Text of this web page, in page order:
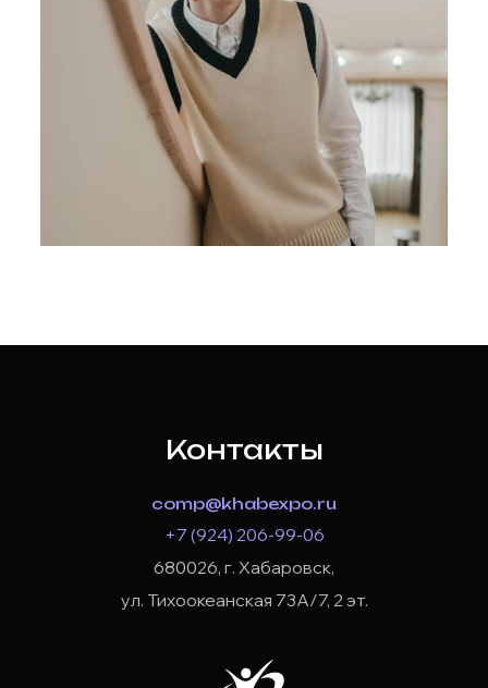
Контакты
comp@khabexpo.ru
+7 (924) 206-99-06
680026, г. Хабаровск,
ул. Тихоокеанская 73А/7, 2 эт.